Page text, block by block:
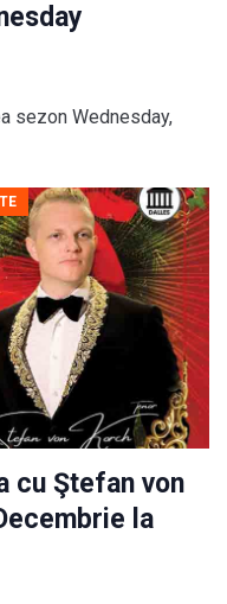
sezon Wednesday,
cu Ştefan von
la